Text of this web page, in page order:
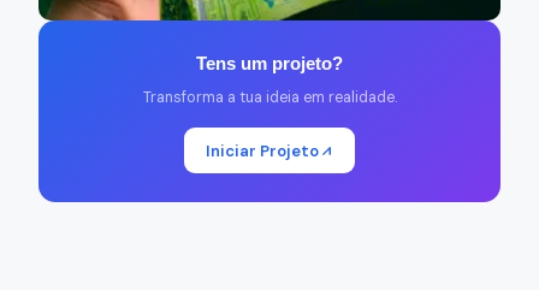
Tens um projeto?
Transforma a tua ideia em realidade.
Iniciar Projeto